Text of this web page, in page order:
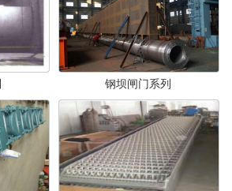
钢坝闸门系列